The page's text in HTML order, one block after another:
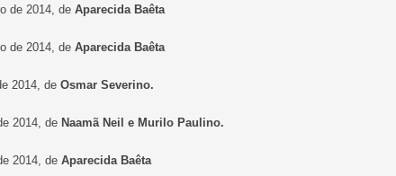
de 2014, de Aparecida Baêta
de 2014, de Aparecida Baêta
2014, de Osmar Severino.
2014, de Naamã Neil e Murilo Paulino.
2014, de Aparecida Baêta